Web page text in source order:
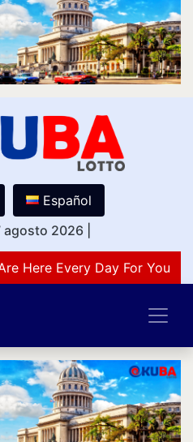
Español
agosto 2026
Here Every Day For You